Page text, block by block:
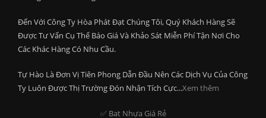
Đến Với Công Ty Hòa Phát Đạt Chúng Tôi, Quý Khách Hàng Sẽ
Được Tư Vấn Cụ Thể Báo Giá Và Khảo Sát Miễn Phí Tận Nơi Cho
Các Khác Hàng Có Nhu Cầu.
Tự Hào Là Đơn Vị Tiên Phong Dẫn Đầu Nên Các Dịch Vụ Của Công
Ty Luôn Được Thị Trường Đón Nhận Tích Cực...Xem thêm
✅ Bat Nhựa Giá Rẻ